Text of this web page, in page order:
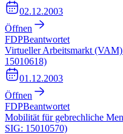
02.12.2003
Öffnen
FDPBeantwortet
Virtueller Arbeitsmarkt
15010618)
01.12.2003
Öffnen
FDPBeantwortet
Mobilität für gebrechliche
SIG: 15010570)